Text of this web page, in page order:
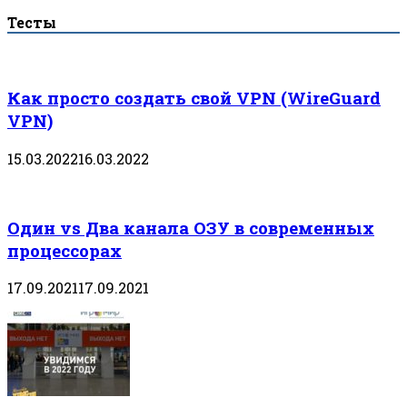
Тесты
Как просто создать свой VPN (WireGuard
VPN)
15.03.202216.03.2022
Один vs Два канала ОЗУ в современных
процессорах
17.09.202117.09.2021